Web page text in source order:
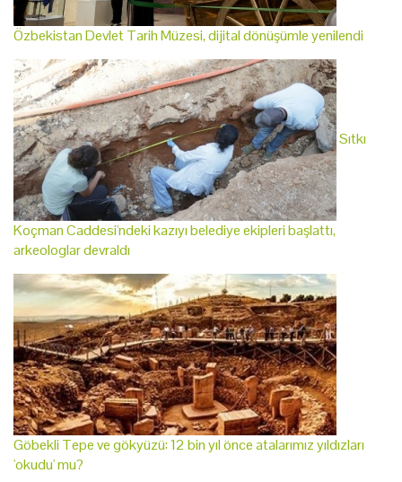
Özbekistan Devlet Tarih Müzesi, dijital dönüşümle yenilendi
Sıtkı
Koçman Caddesi'ndeki kazıyı belediye ekipleri başlattı,
arkeologlar devraldı
Göbekli Tepe ve gökyüzü: 12 bin yıl önce atalarımız yıldızları
'okudu' mu?